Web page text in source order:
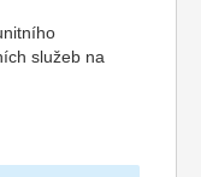
služeb na